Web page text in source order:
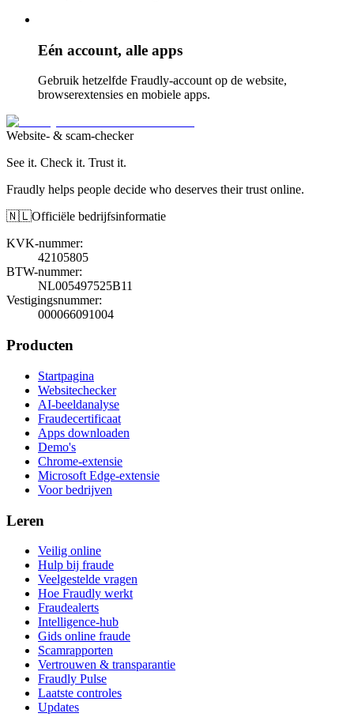
Eén account, alle apps
Gebruik hetzelfde Fraudly-account op de website,
browserextensies en mobiele apps.
Website- & scam-checker
See it. Check it. Trust it.
Fraudly helps people decide who deserves their trust online.
🇳🇱Officiële bedrijfsinformatie
KVK-nummer:
42105805
BTW-nummer:
NL005497525B11
Vestigingsnummer:
000066091004
Producten
Startpagina
Websitechecker
AI-beeldanalyse
Fraudecertificaat
Apps downloaden
Demo's
Chrome-extensie
Microsoft Edge-extensie
Voor bedrijven
Leren
Veilig online
Hulp bij fraude
Veelgestelde vragen
Hoe Fraudly werkt
Fraudealerts
Intelligence-hub
Gids online fraude
Scamrapporten
Vertrouwen & transparantie
Fraudly Pulse
Laatste controles
Updates